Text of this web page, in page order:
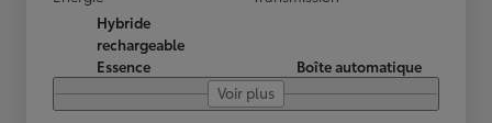
Hybride
rechargeable
Essence
Boîte automatique
Voir plus